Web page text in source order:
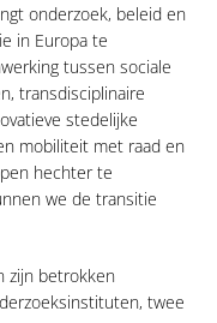
onderzoek, beleid en
in Europa te
tussen sociale
transdisciplinaire
stedelijke
mobiliteit met raad en
hechter te
we de transitie
zijn betrokken
twee